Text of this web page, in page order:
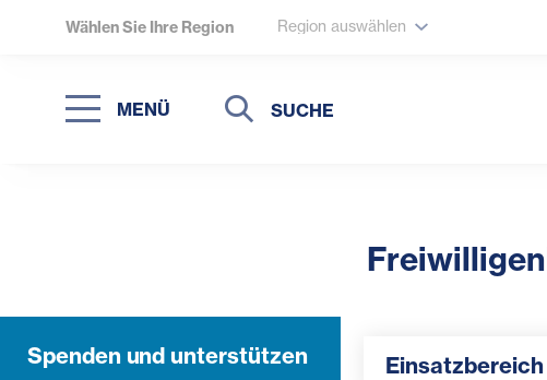
Wählen Sie Ihre Region Region auswählen
MENÜ
Suche
Suche
Spenden und unterstützen Einsatzbereich